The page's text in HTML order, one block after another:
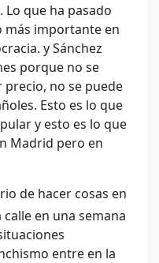
que ha pasado
más importante en
y Sánchez
porque no se
no se puede
Esto es lo que
y esto es lo que
Madrid pero en
de hacer cosas en
en una semana
entre en la